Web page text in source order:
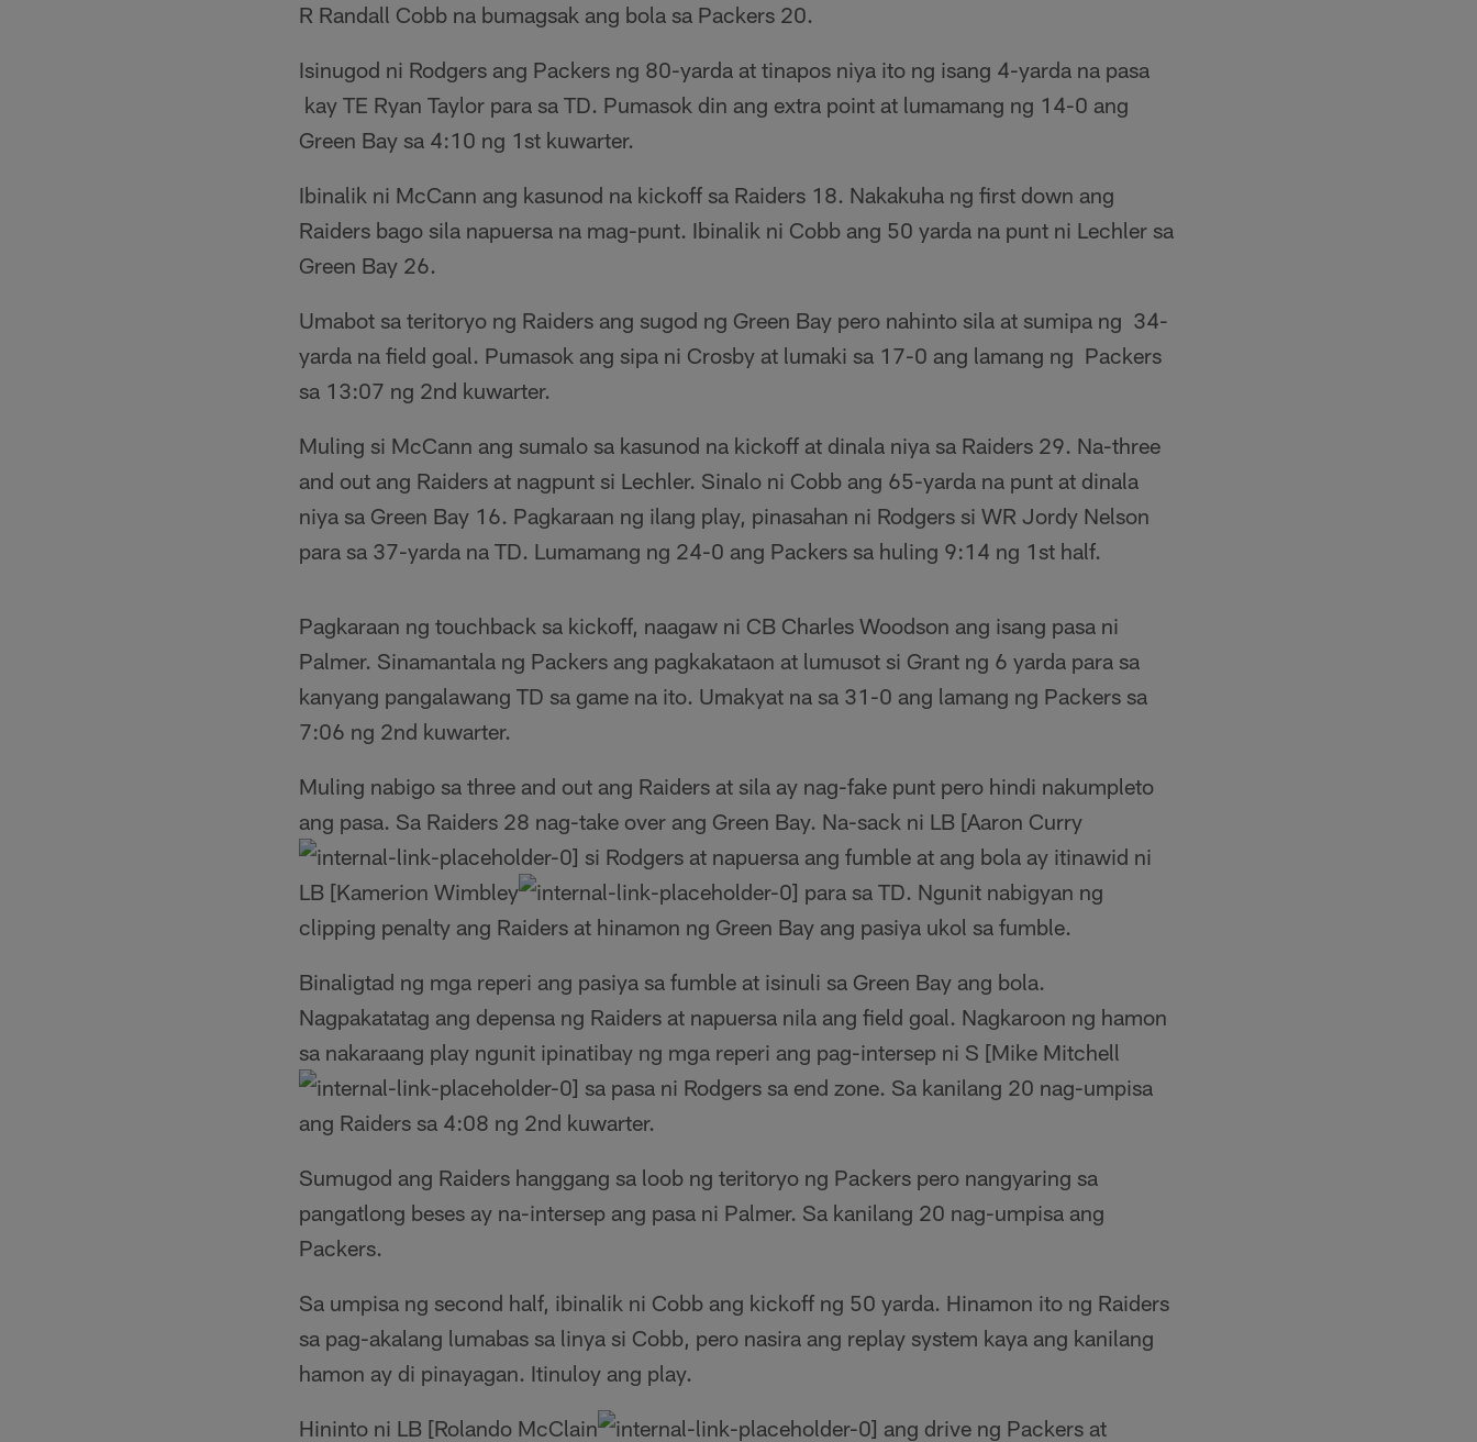
R Randall Cobb na bumagsak ang bola sa Packers 20.
Isinugod ni Rodgers ang Packers ng 80-yarda at tinapos niya ito ng isang 4-yarda na pasa
kay TE Ryan Taylor para sa TD. Pumasok din ang extra point at lumamang ng 14-0 ang
Green Bay sa 4:10 ng 1st kuwarter.
Ibinalik ni McCann ang kasunod na kickoff sa Raiders 18. Nakakuha ng first down ang
Raiders bago sila napuersa na mag-punt. Ibinalik ni Cobb ang 50 yarda na punt ni Lechler sa
Green Bay 26.
Umabot sa teritoryo ng Raiders ang sugod ng Green Bay pero nahinto sila at sumipa ng 34-
yarda na field goal. Pumasok ang sipa ni Crosby at lumaki sa 17-0 ang lamang ng Packers
sa 13:07 ng 2nd kuwarter.
Muling si McCann ang sumalo sa kasunod na kickoff at dinala niya sa Raiders 29. Na-three
and out ang Raiders at nagpunt si Lechler. Sinalo ni Cobb ang 65-yarda na punt at dinala
niya sa Green Bay 16. Pagkaraan ng ilang play, pinasahan ni Rodgers si WR Jordy Nelson
para sa 37-yarda na TD. Lumamang ng 24-0 ang Packers sa huling 9:14 ng 1st half.
Pagkaraan ng touchback sa kickoff, naagaw ni CB Charles Woodson ang isang pasa ni
Palmer. Sinamantala ng Packers ang pagkakataon at lumusot si Grant ng 6 yarda para sa
kanyang pangalawang TD sa game na ito. Umakyat na sa 31-0 ang lamang ng Packers sa
7:06 ng 2nd kuwarter.
Muling nabigo sa three and out ang Raiders at sila ay nag-fake punt pero hindi nakumpleto
ang pasa. Sa Raiders 28 nag-take over ang Green Bay. Na-sack ni LB [Aaron Curry
si Rodgers at napuersa ang fumble at ang bola ay itinawid ni
LB [Kamerion Wimbley
para sa TD. Ngunit nabigyan ng
clipping penalty ang Raiders at hinamon ng Green Bay ang pasiya ukol sa fumble.
Binaligtad ng mga reperi ang pasiya sa fumble at isinuli sa Green Bay ang bola.
Nagpakatatag ang depensa ng Raiders at napuersa nila ang field goal. Nagkaroon ng hamon
sa nakaraang play ngunit ipinatibay ng mga reperi ang pag-intersep ni S [Mike Mitchell
sa pasa ni Rodgers sa end zone. Sa kanilang 20 nag-umpisa
ang Raiders sa 4:08 ng 2nd kuwarter.
Sumugod ang Raiders hanggang sa loob ng teritoryo ng Packers pero nangyaring sa
pangatlong beses ay na-intersep ang pasa ni Palmer. Sa kanilang 20 nag-umpisa ang
Packers.
Sa umpisa ng second half, ibinalik ni Cobb ang kickoff ng 50 yarda. Hinamon ito ng Raiders
sa pag-akalang lumabas sa linya si Cobb, pero nasira ang replay system kaya ang kanilang
hamon ay di pinayagan. Itinuloy ang play.
Hininto ni LB [Rolando McClain
ang drive ng Packers at